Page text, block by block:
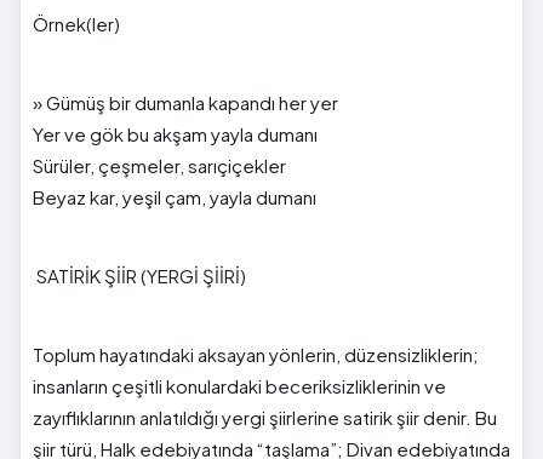
Örnek(ler)
» Gümüş bir dumanla kapandı her yer
Yer ve gök bu akşam yayla dumanı
Sürüler, çeşmeler, sarıçiçekler
Beyaz kar, yeşil çam, yayla dumanı
SATİRİK ŞİİR (YERGİ ŞİİRİ)
Toplum hayatındaki aksayan yönlerin, düzensizliklerin;
insanların çeşitli konulardaki beceriksizliklerinin ve
zayıflıklarının anlatıldığı yergi şiirlerine satirik şiir denir. Bu
şiir türü, Halk edebiyatında “taşlama”; Divan edebiyatında